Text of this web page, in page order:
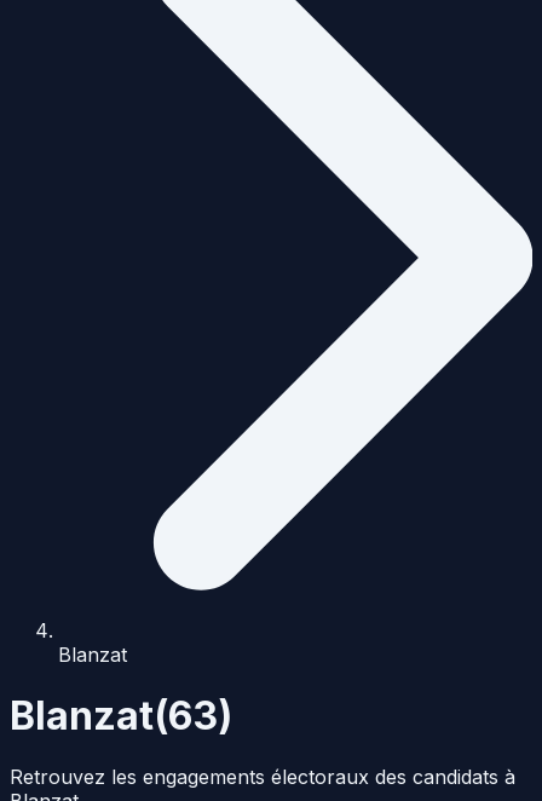
Blanzat
Blanzat(63)
Retrouvez les engagements électoraux des candidats à